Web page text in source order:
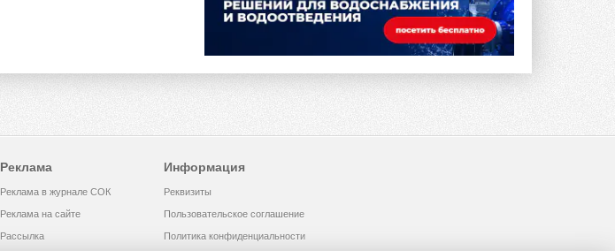
Реклама
Реклама в журнале СОК
Реклама на сайте
Рассылка
Информация
Реквизиты
Пользовательское соглашение
Политика конфиденциальности